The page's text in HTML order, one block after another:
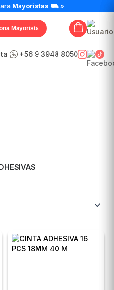
Mayoristas ⛟ »
Mayorista
+56 9 3948 8050